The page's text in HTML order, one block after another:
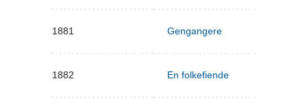
1881 Gengangere
1882 En folkefiende